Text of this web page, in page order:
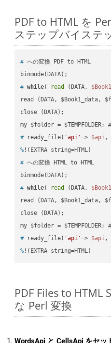
PDF to HTML を
ステップバイステ
# への変換 PDF to HTML
# while( read (DATA,
read (DATA, $Book1_data,
close (DATA);
# ready_file( 'api'=> $api,
% !(EXTRA string=HTML)
# への変換 HTML to HTML
# while( read (DATA,
read (DATA, $Book1_data,
close (DATA);
# ready_file( 'api'=> $api,
% !(EXTRA string=HTML)
PDF Files to HTML
な Perl 変換
WordsApi と CellsApi をセッ